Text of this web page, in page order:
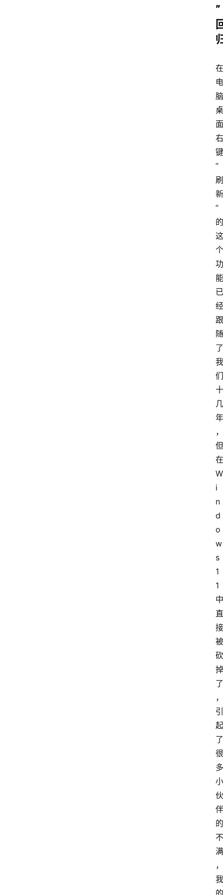
”
在
电
脑
桌
面
右
键
”
刷
新
”
的
这
个
功
能
已
经
跟
随
了
我
们
十
几
年
，
但
在
W
i
n
d
o
w
s
1
1
中
直
接
被
砍
掉
了
，
引
起
了
很
多
小
伙
伴
的
不
满
，
我
的